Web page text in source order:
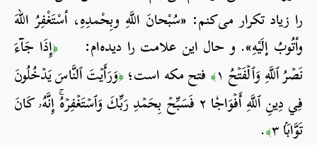
را زیاد تکرار می‌کنم: «سُبْحانَ اللَّهِ وبِحْمدِهِ، أسْتَغْفِرُ اللهَ
وأتُوبُ إلَيْهِ». و حال این علامت را دیده‌ام:﴿إِذَا جَآءَ
نَصۡرُ ٱللَّهِ وَٱلۡفَتۡحُ ١
﴾ فتح مکه است؛﴿وَرَأَيۡتَ ٱلنَّاسَ يَدۡخُلُونَ
فِي دِينِ ٱللَّهِ أَفۡوَاجٗا ٢ فَسَبِّحۡ بِحَمۡدِ رَبِّكَ وَٱسۡتَغۡفِرۡهُۚ إِنَّهُۥ كَانَ
تَوَّابَۢا ٣
﴾.